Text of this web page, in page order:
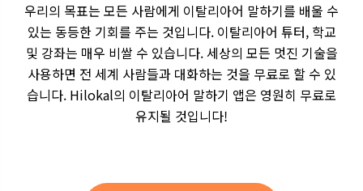
우리의 목표는 모든 사람에게 이탈리아어 말하기를 배울 수
있는 동등한 기회를 주는 것입니다. 이탈리아어 튜터, 학교
및 강좌는 매우 비쌀 수 있습니다. 세상의 모든 멋진 기술을
사용하면 전 세계 사람들과 대화하는 것을 무료로 할 수 있
습니다. Hilokal의 이탈리아어 말하기 앱은 영원히 무료로
유지될 것입니다!